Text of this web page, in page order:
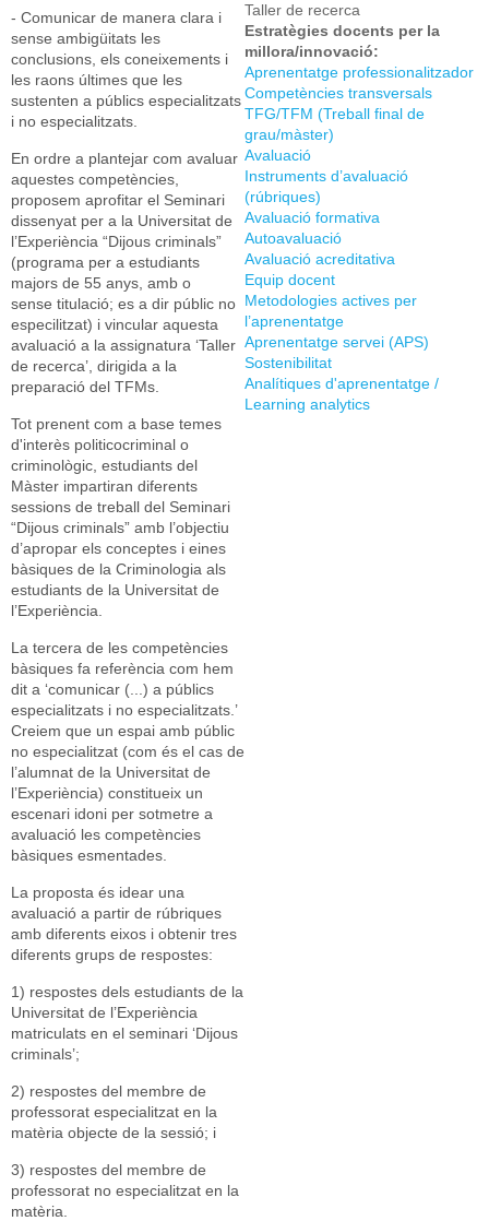
- Comunicar de manera clara i
sense ambigüitats les
conclusions, els coneixements i
les raons últimes que les
sustenten a públics especialitzats
i no especialitzats.
En ordre a plantejar com avaluar
aquestes competències,
proposem aprofitar el Seminari
dissenyat per a la Universitat de
l’Experiència “Dijous criminals”
(programa per a estudiants
majors de 55 anys, amb o
sense titulació; es a dir públic no
especilitzat) i vincular aquesta
avaluació a la assignatura ‘Taller
de recerca’, dirigida a la
preparació del TFMs.
Tot prenent com a base temes
d'interès politicocriminal o
criminològic, estudiants del
Màster impartiran diferents
sessions de treball del Seminari
“Dijous criminals” amb l’objectiu
d’apropar els conceptes i eines
bàsiques de la Criminologia als
estudiants de la Universitat de
l’Experiència.
La tercera de les competències
bàsiques fa referència com hem
dit a ‘comunicar (...) a públics
especialitzats i no especialitzats.’
Creiem que un espai amb públic
no especialitzat (com és el cas de
l’alumnat de la Universitat de
l’Experiència) constitueix un
escenari idoni per sotmetre a
avaluació les competències
bàsiques esmentades.
La proposta és idear una
avaluació a partir de rúbriques
amb diferents eixos i obtenir tres
diferents grups de respostes:
1) respostes dels estudiants de la
Universitat de l’Experiència
matriculats en el seminari ‘Dijous
criminals’;
2) respostes del membre de
professorat especialitzat en la
matèria objecte de la sessió; i
3) respostes del membre de
professorat no especialitzat en la
matèria.
Taller de recerca
Estratègies docents per la
millora/innovació:
Aprenentatge professionalitzador
Competències transversals
TFG/TFM (Treball final de
grau/màster)
Avaluació
Instruments d’avaluació
(rúbriques)
Avaluació formativa
Autoavaluació
Avaluació acreditativa
Equip docent
Metodologies actives per
l’aprenentatge
Aprenentatge servei (APS)
Sostenibilitat
Analítiques d'aprenentatge /
Learning analytics